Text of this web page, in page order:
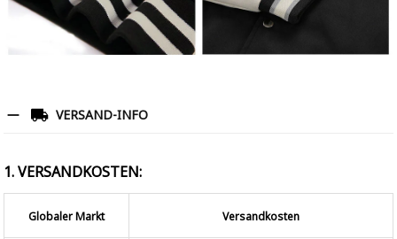
VERSAND-INFO
1. VERSANDKOSTEN:
Globaler Markt Versandkosten